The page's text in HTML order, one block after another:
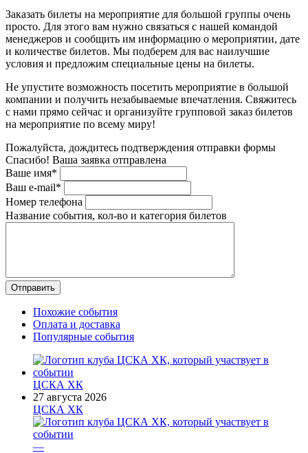
Заказать билеты на мероприятие для большой группы очень
просто. Для этого вам нужно связаться с нашей командой
менеджеров и сообщить им информацию о мероприятии, дате
и количестве билетов. Мы подберем для вас наилучшие
условия и предложим специальные цены на билеты.
Не упустите возможность посетить мероприятие в большой
компании и получить незабываемые впечатления. Свяжитесь
с нами прямо сейчас и организуйте групповой заказ билетов
на мероприятие по всему миру!
Пожалуйста, дождитесь подтверждения отправки формы
Спасибо! Ваша заявка отправлена
Ваше имя*
Ваш e-mail*
Номер телефона
Название события, кол-во и категория билетов
Похожие события
Оплата и доставка
Популярные события
ЦСКА ХК
27 августа 2026
ЦСКА ХК
—